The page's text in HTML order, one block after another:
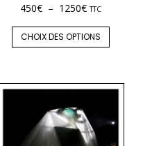
450€ – 1250€ TTC
CHOIX DES OPTIONS